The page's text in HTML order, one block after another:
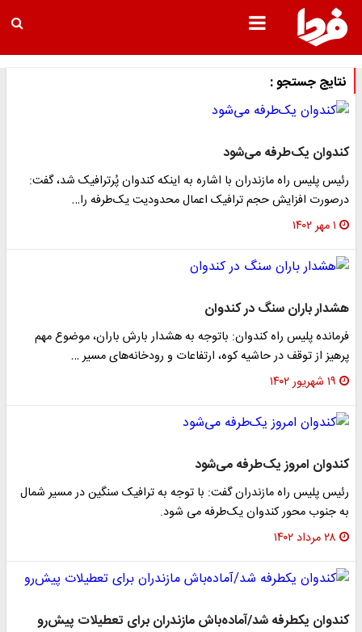
نتایج جستجو :
کندوان یک‌طرفه می‌شود
رئیس پلیس راه مازندران با اشاره به اینکه کندوان پُرترافیک شد، گفت:
درصورت افزایش حجم ترافیک اعمال محدودیت یک‌طرفه را…
۱ مهر ۱۴۰۲
هشدار باران سنگ در کندوان
فرمانده پلیس راه کندوان: باتوجه به هشدار بارش باران، موضوع مهم
پرهیز از توقف در حاشیه کوه، ارتفاعات و رودخانه‌های مسیر …
۱۹ شهریور ۱۴۰۲
کندوان امروز یک‌طرفه می‌شود
رئیس پلیس راه مازندران گفت: با توجه به ترافیک سنگین در مسیر شمال
به جنوب محور کندوان یک‌طرفه می شود.
۲۸ مرداد ۱۴۰۲
کندوان یکطرفه شد/آماده‌باش مازندران برای تعطیلات پیش‌رو